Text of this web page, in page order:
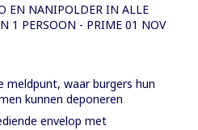
EN NANIPOLDER IN ALLE
1 PERSOON - PRIME 01 NOV
meldpunt, waar burgers hun
kunnen deponeren
envelop met